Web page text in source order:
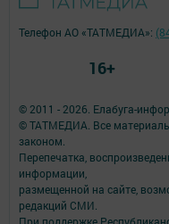
© 2011 - 2026. Елабуга-
© ТАТМЕДИА. Все
законом.
Перепечатка,
информации,
размещенной на сайте,
редакций СМИ.
При поддержке
Телефон АО «ТАТМЕДИА»:
16+